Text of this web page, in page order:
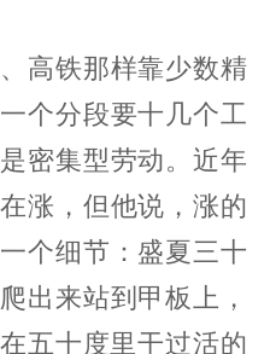
高铁那样靠少数精
个分段要十几个工
密集型劳动。近年
涨，但他说，涨的
个细节：盛夏三十
出来站到甲板上，
五十度里干过活的